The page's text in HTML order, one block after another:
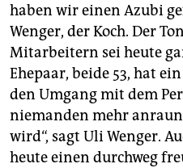
haben wir einen Azubi
Wenger, der Koch. Der
Mitarbeitern sei heute
Ehepaar, beide 53, hat
den Umgang mit dem
niemanden mehr
wird“, sagt Uli Wenger.
heute einen durchweg